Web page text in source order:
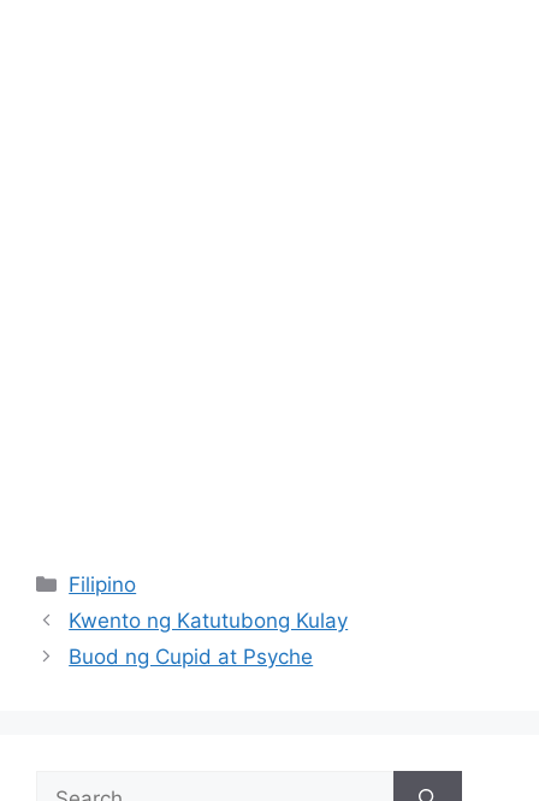
Categories
Filipino
Kwento ng Katutubong Kulay
Buod ng Cupid at Psyche
Search